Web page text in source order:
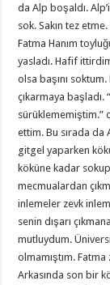
da Alp boşaldı.
sok. Sakın tez
Fatma Hanım
yasladı. Hafif
olsa başını
çıkarmaya
sürüklememiştim.”
ettim. Bu sırada da
gitgel yaparken
köküne kadar
mecmualardan
inlemeler zevk
senin dışarı
mutluydum.
olmamıştım.
Arkasında son bir